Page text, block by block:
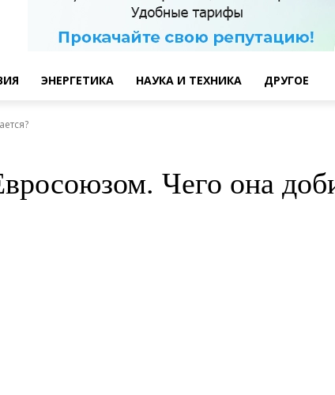
ЭНЕРГЕТИКА НАУКА И ТЕХНИКА ДРУГОЕ
Чего она